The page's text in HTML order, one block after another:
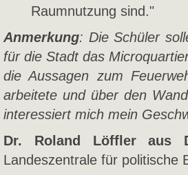
Raumnutzung sind."
Anmerkung: Die Schüler
für die Stadt das
die Aussagen zum
arbeitete und über den
interessiert mich mein
Dr. Roland Löffler aus
Landeszentrale für politische